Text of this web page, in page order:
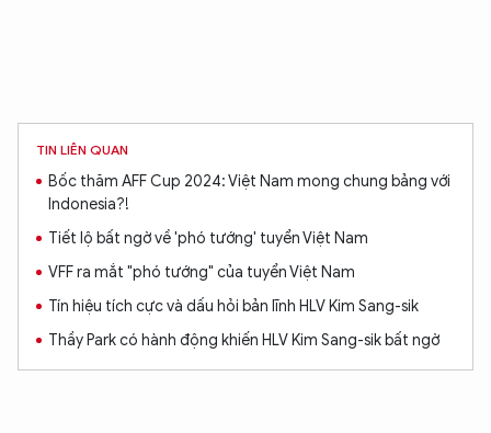
TIN LIÊN QUAN
Bốc thăm AFF Cup 2024: Việt Nam mong chung bảng với
Indonesia?!
Tiết lộ bất ngờ về 'phó tướng' tuyển Việt Nam
VFF ra mắt "phó tướng" của tuyển Việt Nam
Tín hiệu tích cực và dấu hỏi bản lĩnh HLV Kim Sang-sik
Thầy Park có hành động khiến HLV Kim Sang-sik bất ngờ